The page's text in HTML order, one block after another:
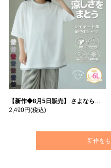
【新作◆8月5日販売】 さよなら猛暑 涼しさを着る 遮熱 接触冷感 吸水・速乾 五分袖 コンフォートメッシュ 配色レイヤード 風ゆる Tシャツ | 大きいサイズの通販ならハッピーマリリン
2,490円(税込)
新作を